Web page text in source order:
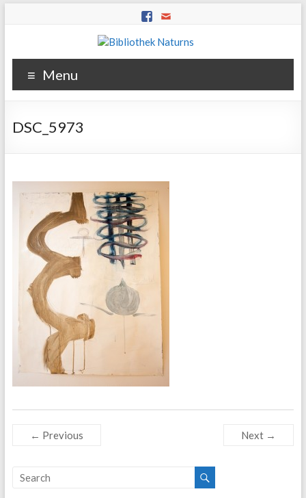
Menu
DSC_5973
← Previous Next →